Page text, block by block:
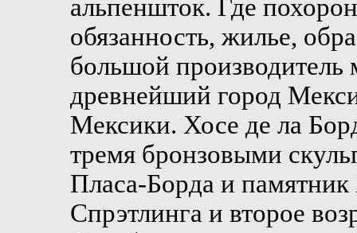
альпеншток. Где
обязанность, жилье,
большой
древнейший город
Мексики. Хосе де ла
тремя бронзовыми
Пласа-Борда и
Спрэтлинга и второе